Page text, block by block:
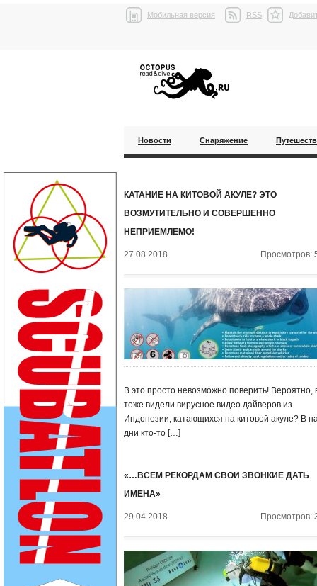
Мобильная версия RSS
Новости Снаряжение
КАТАНИЕ НА КИТОВОЙ АКУЛЕ? ЭТО
ВОЗМУТИТЕЛЬНО И СОВЕРШЕННО
НЕПРИЕМЛЕМО!
27.08.2018 Просмотров:
В это просто невозможно поверить! Вероятно,
тоже видели вирусное видео дайверов из
Индонезии, катающихся на китовой акуле? В
дни кто-то […]
«…ВСЕМ РЕКОРДАМ СВОИ ЗВОНКИЕ ДАТЬ
ИМЕНА»
29.04.2018 Просмотров: